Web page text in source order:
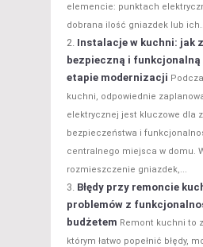
elemencie: punktach
dobrana ilość gniazdek lub
Instalacje w kuchni: jak
bezpieczną i
etapie modernizacji
kuchni, odpowiednie
elektrycznej jest kluczowe dla
bezpieczeństwa i
centralnego miejsca w domu.
rozmieszczenie gniazdek,...
Błędy przy remoncie
problemów z
budżetem Remont kuchni to
którym łatwo popełnić błędy,